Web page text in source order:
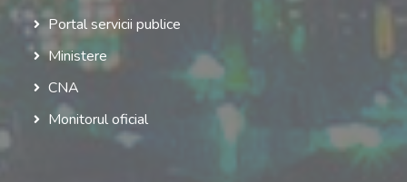
Portal servicii publice
Ministere
CNA
Monitorul oficial